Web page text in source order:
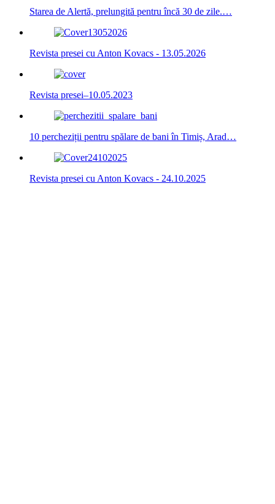
Starea de Alertă, prelungită pentru încă 30 de zile.…
Revista presei cu Anton Kovacs - 13.05.2026
Revista presei–10.05.2023
10 percheziții pentru spălare de bani în Timiș, Arad…
Revista presei cu Anton Kovacs - 24.10.2025